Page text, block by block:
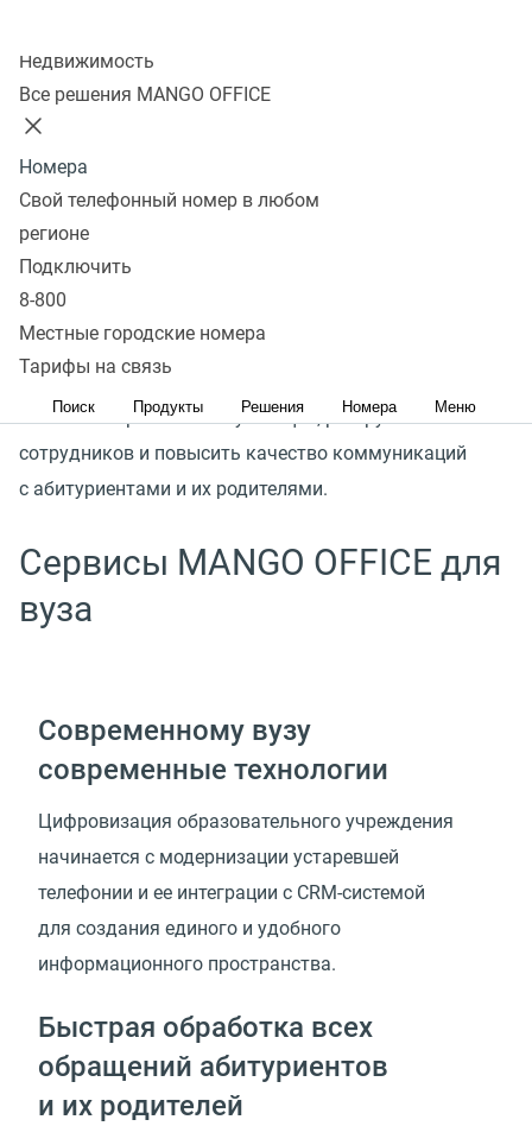
Недвижимость
Все решения MANGO OFFICE
Номера
Свой телефонный номер в любом
регионе
Подключить
8-800
Местные городские номера
Тарифы на связь
Поиск Продукты Решения Номера Меню
Организация работы приемной комиссии учебного
заведения связана с необходимостью постоянной
коммуникации и качественной обработкой большого
потока входящих вопросов и информации. Важно
не потерять ни одного запроса, ведь от этого зависит
выполнение плана по набору абитуриентов и рейтинг
вуза.
Комплекс инструментов MANGO OFFICE поможет
реализовать единое цифровое пространство,
автоматизировать консультации, разгрузить
сотрудников и повысить качество коммуникаций
с абитуриентами и их родителями.
Сервисы MANGO OFFICE для
вуза
Современному вузу
современные технологии
Цифровизация образовательного учреждения
начинается с модернизации устаревшей
телефонии и ее интеграции с CRM-системой
для создания единого и удобного
информационного пространства.
Быстрая обработка всех
обращений абитуриентов
и их родителей